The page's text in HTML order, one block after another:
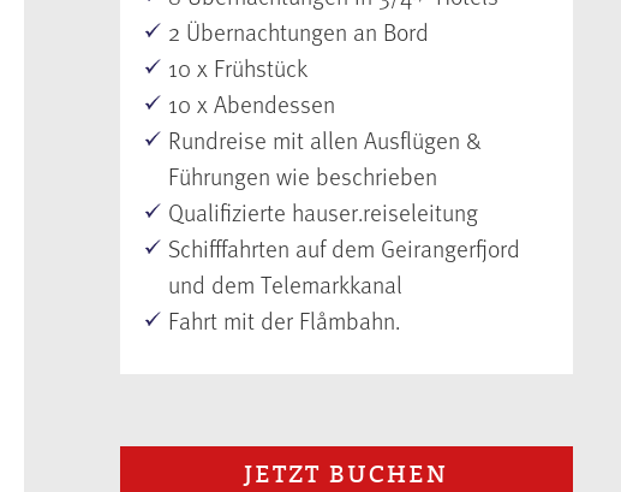
2 Übernachtungen an Bord
10 x Frühstück
10 x Abendessen
Rundreise mit allen Ausflügen &
Führungen wie beschrieben
Qualifizierte hauser.reiseleitung
Schifffahrten auf dem Geirangerfjord
und dem Telemarkkanal
Fahrt mit der Flåmbahn.
JETZT BUCHEN